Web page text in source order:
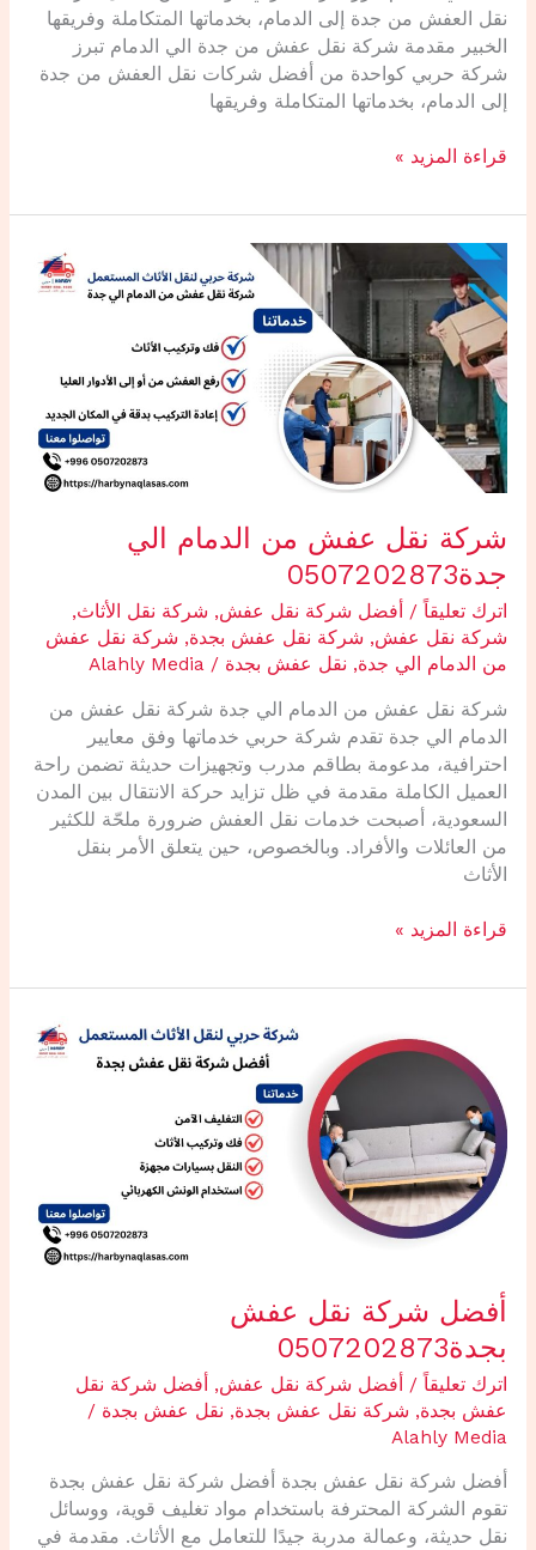
نقل العفش من جدة إلى الدمام، بخدماتها المتكاملة وفريقها
الخبير مقدمة ‌شركة نقل عفش من جدة الي الدمام تبرز
شركة حربي كواحدة من أفضل شركات نقل العفش من جدة
إلى الدمام، بخدماتها المتكاملة وفريقها
قراءة المزيد »
شركة نقل عفش من الدمام الي
جدة0507202873
اترك تعليقاً / أفضل شركة نقل عفش, شركة نقل الأثاث,
شركة نقل عفش, شركة نقل عفش بجدة, شركة نقل عفش
من الدمام الي جدة, نقل عفش بجدة /
Alahly Media
‌شركة نقل عفش من الدمام الي جدة ‌شركة نقل عفش من
الدمام الي جدة تقدم شركة حربي خدماتها وفق معايير
احترافية، مدعومة بطاقم مدرب وتجهيزات حديثة تضمن راحة
العميل الكاملة مقدمة في ظل تزايد حركة الانتقال بين المدن
السعودية، أصبحت خدمات نقل العفش ضرورة ملحّة للكثير
من العائلات والأفراد. وبالخصوص، حين يتعلق الأمر بنقل
الأثاث
شركة
نقل
عفش
من
الدمام
الي
جدة0507202873
قراءة المزيد »
أفضل شركة نقل عفش
بجدة0507202873
اترك تعليقاً / أفضل شركة نقل عفش,
أفضل شركة نقل
عفش بجدة, شركة نقل عفش بجدة, نقل عفش بجدة /
Alahly Media
أفضل شركة نقل عفش بجدة أفضل شركة نقل عفش بجدة
تقوم الشركة المحترفة باستخدام مواد تغليف قوية، ووسائل
نقل حديثة، وعمالة مدربة جيدًا للتعامل مع الأثاث. مقدمة في
شركة
نقل
عفش
بجدة0507202873